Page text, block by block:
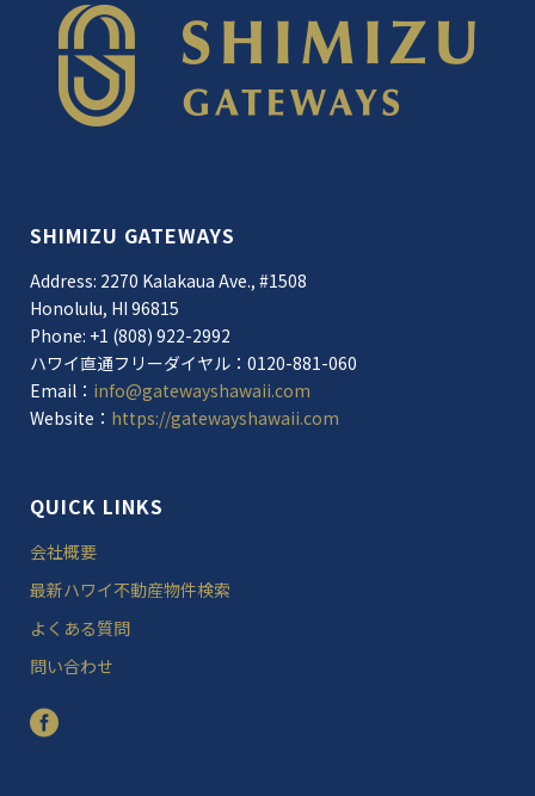
SHIMIZU GATEWAYS
Address: 2270 Kalakaua Ave., #1508
Honolulu, HI 96815
Phone: +1 (808) 922-2992
ハワイ直通フリーダイヤル：0120-881-060
Email： info@gatewayshawaii.com
Website： https://gatewayshawaii.com
QUICK LINKS
会社概要
最新ハワイ不動産物件検索
よくある質問
問い合わせ